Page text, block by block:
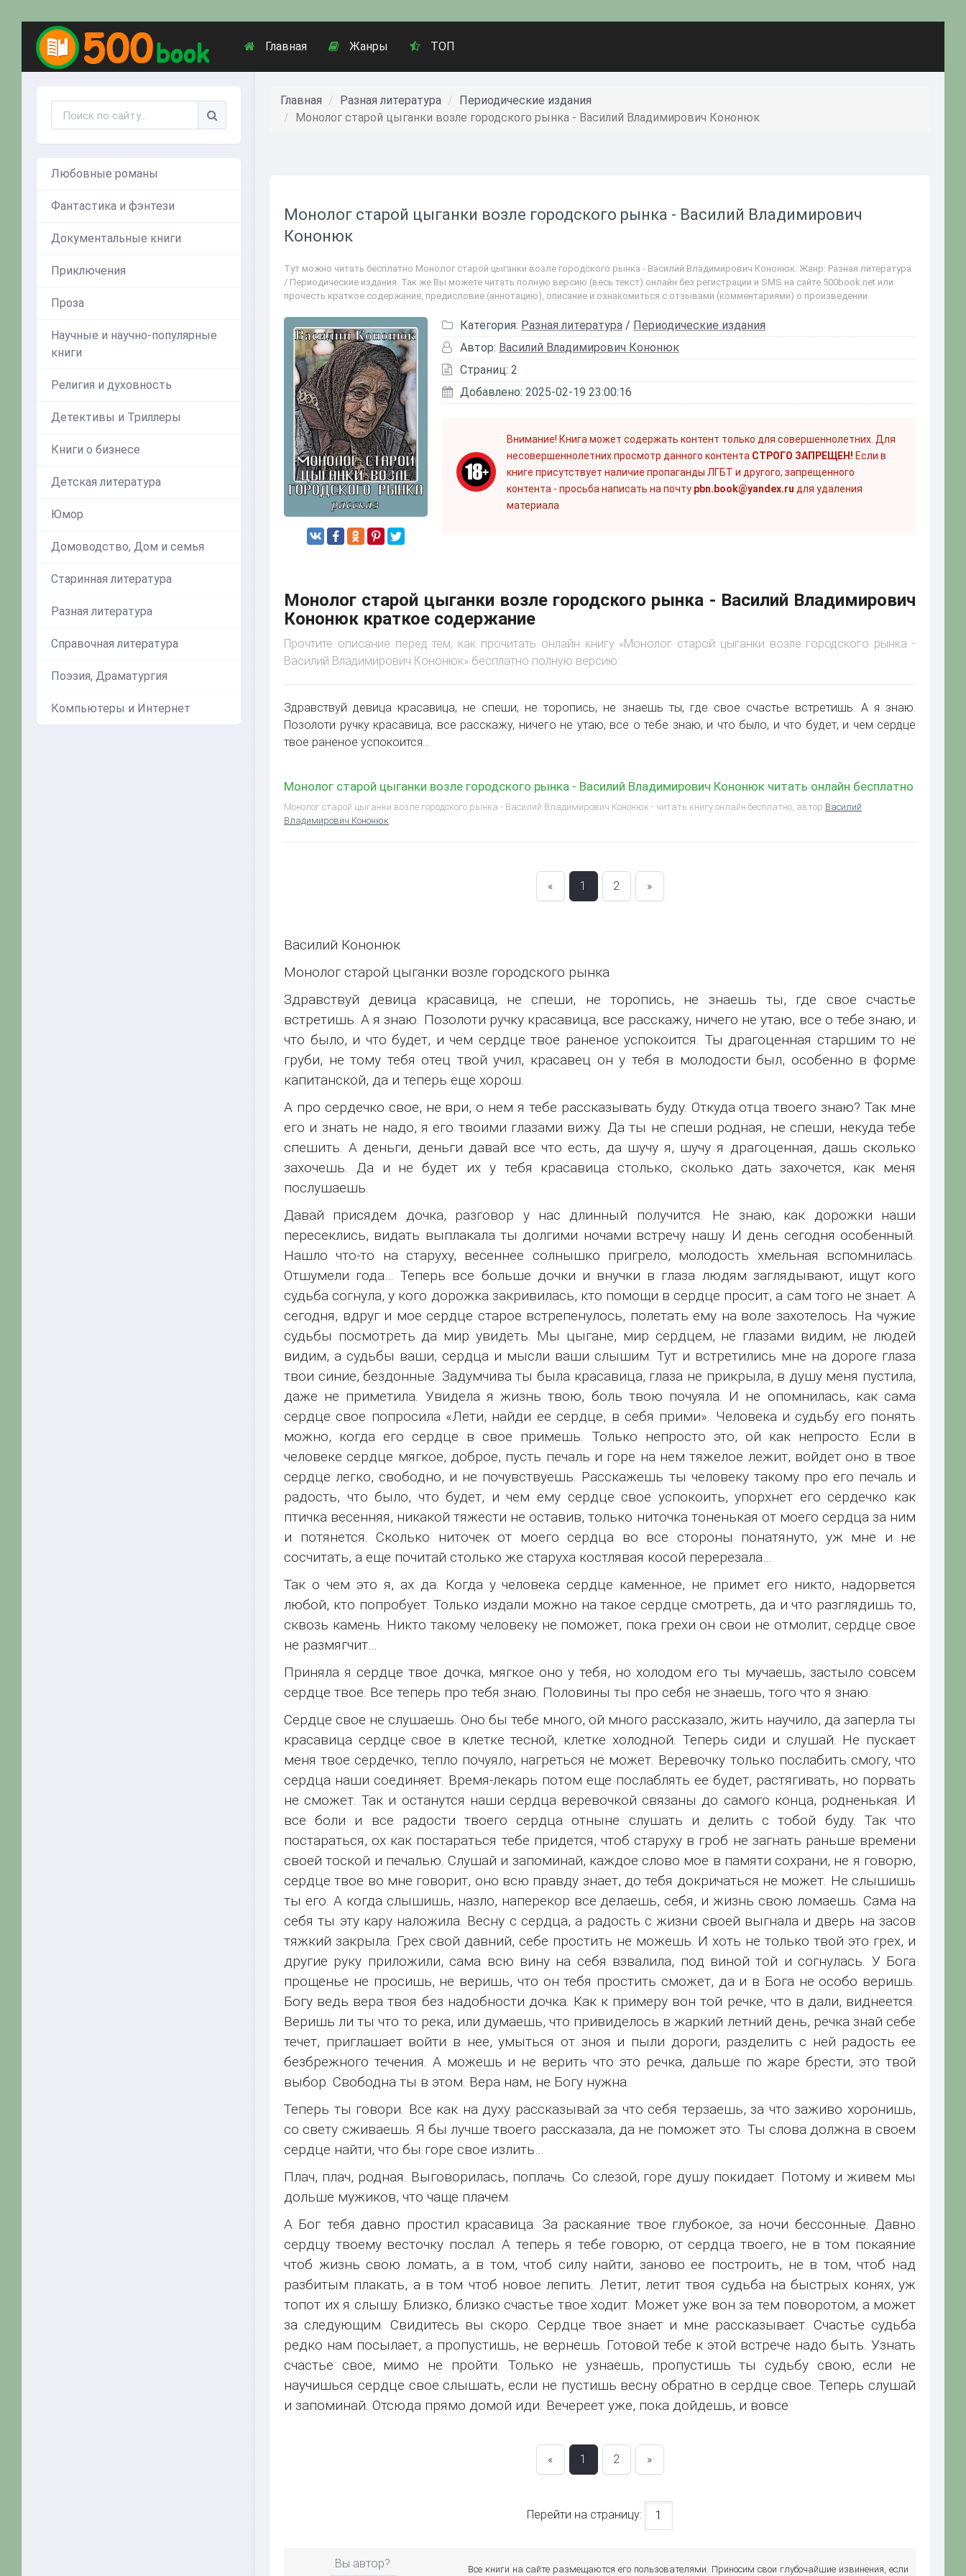
Главная Жанры ТОП
Любовные романы
Фантастика и фэнтези
Документальные книги
Приключения
Проза
Научные и научно-популярные
книги
Религия и духовность
Детективы и Триллеры
Книги о бизнесе
Детская литература
Юмор
Домоводство, Дом и семья
Старинная литература
Разная литература
Справочная литература
Поэзия, Драматургия
Компьютеры и Интернет
Главная Разная литература
Периодические издания
Монолог старой цыганки возле городского рынка - Василий Владимирович Кононюк
Монолог старой цыганки возле городского рынка - Василий Владимирович
Кононюк
Тут можно читать бесплатно Монолог старой цыганки возле городского рынка - Василий Владимирович Кононюк. Жанр: Разная литература
/ Периодические издания. Так же Вы можете читать полную версию (весь текст) онлайн без регистрации и SMS на сайте 500book.net или
прочесть краткое содержание, предисловие (аннотацию), описание и ознакомиться с отзывами (комментариями) о произведении.
Категория: Разная литература / Периодические издания
Автор: Василий Владимирович Кононюк
Страниц: 2
Добавлено: 2025-02-19 23:00:16
Внимание! Книга может содержать контент только для совершеннолетних. Для
несовершеннолетних просмотр данного контента СТРОГО ЗАПРЕЩЕН! Если в
книге присутствует наличие пропаганды ЛГБТ и другого, запрещенного
контента - просьба написать на почту pbn.book@yandex.ru для удаления
материала
Монолог старой цыганки возле городского рынка - Василий Владимирович
Кононюк краткое содержание
Прочтите описание перед тем, как прочитать онлайн книгу «Монолог старой цыганки возле городского рынка -
Василий Владимирович Кононюк» бесплатно полную версию:
Здравствуй девица красавица, не спеши, не торопись, не знаешь ты, где свое счастье встретишь. А я знаю.
Позолоти ручку красавица, все расскажу, ничего не утаю, все о тебе знаю, и что было, и что будет, и чем сердце
твое раненое успокоится…
Монолог старой цыганки возле городского рынка - Василий Владимирович Кононюк читать онлайн бесплатно
Монолог старой цыганки возле городского рынка - Василий Владимирович Кононюк - читать книгу онлайн бесплатно, автор Василий
Владимирович Кононюк
« 1 2 »
Василий Кононюк
Монолог старой цыганки возле городского рынка
Здравствуй девица красавица, не спеши, не торопись, не знаешь ты, где свое счастье
встретишь. А я знаю. Позолоти ручку красавица, все расскажу, ничего не утаю, все о тебе знаю, и
что было, и что будет, и чем сердце твое раненое успокоится. Ты драгоценная старшим то не
груби, не тому тебя отец твой учил, красавец он у тебя в молодости был, особенно в форме
капитанской, да и теперь еще хорош.
А про сердечко свое, не ври, о нем я тебе рассказывать буду. Откуда отца твоего знаю? Так мне
его и знать не надо, я его твоими глазами вижу. Да ты не спеши родная, не спеши, некуда тебе
спешить. А деньги, деньги давай все что есть, да шучу я, шучу я драгоценная, дашь сколько
захочешь. Да и не будет их у тебя красавица столько, сколько дать захочется, как меня
послушаешь.
Давай присядем дочка, разговор у нас длинный получится. Не знаю, как дорожки наши
пересеклись, видать выплакала ты долгими ночами встречу нашу. И день сегодня особенный.
Нашло что-то на старуху, весеннее солнышко пригрело, молодость хмельная вспомнилась.
Отшумели года… Теперь все больше дочки и внучки в глаза людям заглядывают, ищут кого
судьба согнула, у кого дорожка закривилась, кто помощи в сердце просит, а сам того не знает. А
сегодня, вдруг и мое сердце старое встрепенулось, полетать ему на воле захотелось. На чужие
судьбы посмотреть да мир увидеть. Мы цыгане, мир сердцем, не глазами видим, не людей
видим, а судьбы ваши, сердца и мысли ваши слышим. Тут и встретились мне на дороге глаза
твои синие, бездонные. Задумчива ты была красавица, глаза не прикрыла, в душу меня пустила,
даже не приметила. Увидела я жизнь твою, боль твою почуяла. И не опомнилась, как сама
сердце свое попросила «Лети, найди ее сердце, в себя прими». Человека и судьбу его понять
можно, когда его сердце в свое примешь. Только непросто это, ой как непросто. Если в
человеке сердце мягкое, доброе, пусть печаль и горе на нем тяжелое лежит, войдет оно в твое
сердце легко, свободно, и не почувствуешь. Расскажешь ты человеку такому про его печаль и
радость, что было, что будет, и чем ему сердце свое успокоить, упорхнет его сердечко как
птичка весенняя, никакой тяжести не оставив, только ниточка тоненькая от моего сердца за ним
и потянется. Сколько ниточек от моего сердца во все стороны понатянуто, уж мне и не
сосчитать, а еще почитай столько же старуха костлявая косой перерезала…
Так о чем это я, ах да. Когда у человека сердце каменное, не примет его никто, надорвется
любой, кто попробует. Только издали можно на такое сердце смотреть, да и что разглядишь то,
сквозь камень. Никто такому человеку не поможет, пока грехи он свои не отмолит, сердце свое
не размягчит…
Приняла я сердце твое дочка, мягкое оно у тебя, но холодом его ты мучаешь, застыло совсем
сердце твое. Все теперь про тебя знаю. Половины ты про себя не знаешь, того что я знаю.
Сердце свое не слушаешь. Оно бы тебе много, ой много рассказало, жить научило, да заперла ты
красавица сердце свое в клетке тесной, клетке холодной. Теперь сиди и слушай. Не пускает
меня твое сердечко, тепло почуяло, нагреться не может. Веревочку только послабить смогу, что
сердца наши соединяет. Время-лекарь потом еще послаблять ее будет, растягивать, но порвать
не сможет. Так и останутся наши сердца веревочкой связаны до самого конца, родненькая. И
все боли и все радости твоего сердца отныне слушать и делить с тобой буду. Так что
постараться, ох как постараться тебе придется, чтоб старуху в гроб не загнать раньше времени
своей тоской и печалью. Слушай и запоминай, каждое слово мое в памяти сохрани, не я говорю,
сердце твое во мне говорит, оно всю правду знает, до тебя докричаться не может. Не слышишь
ты его. А когда слышишь, назло, наперекор все делаешь, себя, и жизнь свою ломаешь. Сама на
себя ты эту кару наложила. Весну с сердца, а радость с жизни своей выгнала и дверь на засов
тяжкий закрыла. Грех свой давний, себе простить не можешь. И хоть не только твой это грех, и
другие руку приложили, сама всю вину на себя взвалила, под виной той и согнулась. У Бога
прощенье не просишь, не веришь, что он тебя простить сможет, да и в Бога не особо веришь.
Богу ведь вера твоя без надобности дочка. Как к примеру вон той речке, что в дали, виднеется.
Веришь ли ты что то река, или думаешь, что привиделось в жаркий летний день, речка знай себе
течет, приглашает войти в нее, умыться от зноя и пыли дороги, разделить с ней радость ее
безбрежного течения. А можешь и не верить что это речка, дальше по жаре брести, это твой
выбор. Свободна ты в этом. Вера нам, не Богу нужна.
Теперь ты говори. Все как на духу рассказывай за что себя терзаешь, за что заживо хоронишь,
со свету сживаешь. Я бы лучше твоего рассказала, да не поможет это. Ты слова должна в своем
сердце найти, что бы горе свое излить…
Плач, плач, родная. Выговорилась, поплачь. Со слезой, горе душу покидает. Потому и живем мы
дольше мужиков, что чаще плачем.
А Бог тебя давно простил красавица. За раскаяние твое глубокое, за ночи бессонные. Давно
сердцу твоему весточку послал. А теперь я тебе говорю, от сердца твоего, не в том покаяние
чтоб жизнь свою ломать, а в том, чтоб силу найти, заново ее построить, не в том, чтоб над
разбитым плакать, а в том чтоб новое лепить. Летит, летит твоя судьба на быстрых конях, уж
топот их я слышу. Близко, близко счастье твое ходит. Может уже вон за тем поворотом, а может
за следующим. Свидитесь вы скоро. Сердце твое знает и мне рассказывает. Счастье судьба
редко нам посылает, а пропустишь, не вернешь. Готовой тебе к этой встрече надо быть. Узнать
счастье свое, мимо не пройти. Только не узнаешь, пропустишь ты судьбу свою, если не
научишься сердце свое слышать, если не пустишь весну обратно в сердце свое. Теперь слушай
и запоминай. Отсюда прямо домой иди. Вечереет уже, пока дойдешь, и вовсе
« 1 2 »
Перейти на страницу:
Вы автор? Все книги на сайте размещаются его пользователями. Приносим свои глубочайшие извинения, если